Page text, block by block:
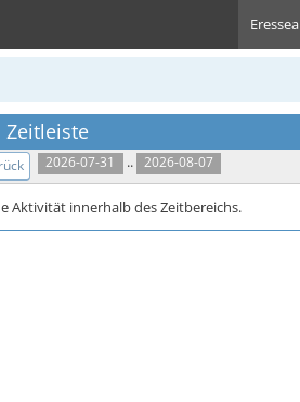
Eressea
Zeitleiste
2026-07-31 .. 2026-08-07
Aktivität innerhalb des Zeitbereichs.